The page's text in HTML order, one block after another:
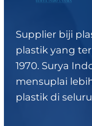
Supplier biji
plastik yang
1970. Surya
mensuplai
plastik di